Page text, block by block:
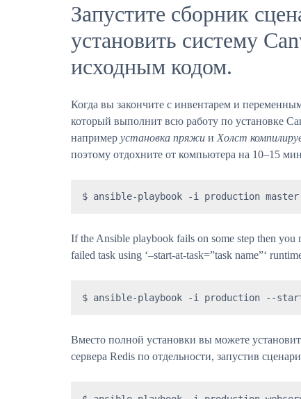
Запустите сборник
установить систему
исходным кодом.
Когда вы закончите с инвентарем и
который выполнит всю работу по установке
например установка пряжи и Холст
поэтому отдохните от компьютера на 10–15
$ ansible-playbook -i production
If the Ansible playbook fails on some step then you
failed task using ‘–start-at-task=”task name”‘
$ ansible-playbook -i production --
Вместо полной установки вы можете
сервера Redis по отдельности, запустив